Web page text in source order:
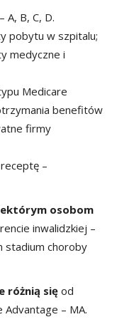
– A, B, C, D.
pobytu w szpitalu;
medyczne i
Medicare
benefitów
firmy
–
osobom
inwalidzkiej –
stadium choroby
różnią się od
– MA.